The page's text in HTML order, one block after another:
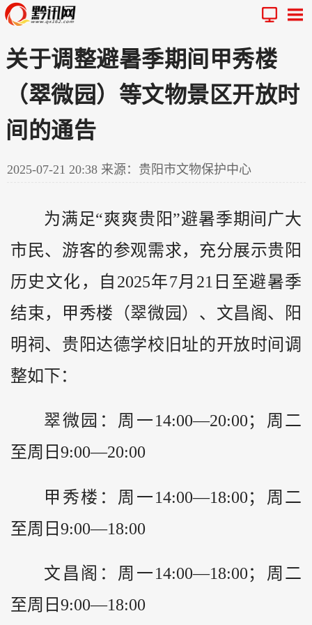
关于调整避暑季期间甲秀楼
（翠微园）等文物景区开放时
间的通告
2025-07-21 20:38 来源：贵阳市文物保护中心
为满足“爽爽贵阳”避暑季期间广大
市民、游客的参观需求，充分展示贵阳
历史文化，自2025年7月21日至避暑季
结束，甲秀楼（翠微园）、文昌阁、阳
明祠、贵阳达德学校旧址的开放时间调
整如下：
翠微园：周一14:00—20:00；周二
至周日9:00—20:00
甲秀楼：周一14:00—18:00；周二
至周日9:00—18:00
文昌阁：周一14:00—18:00；周二
至周日9:00—18:00